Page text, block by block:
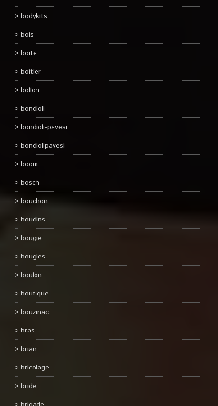
bodykits
bois
boite
boîtier
bollon
bondioli
bondioli-pavesi
bondiolipavesi
boom
bosch
bouchon
boudins
bougie
bougies
boulon
boutique
bouzinac
bras
brian
bricolage
bride